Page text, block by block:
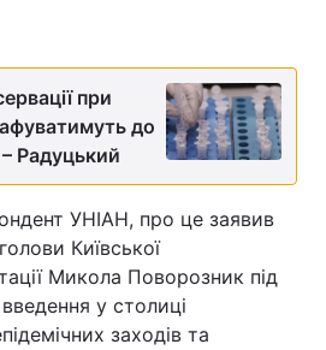
при
до
Радуцький
УНІАН, про це заявив
Київської
Микола Поворозник під
у столиці
заходів та